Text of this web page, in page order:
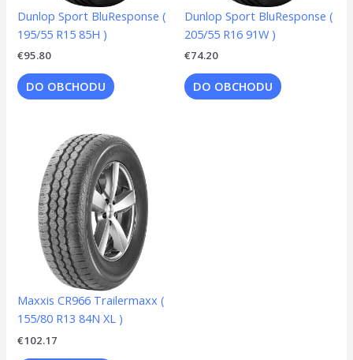
Dunlop Sport BluResponse (
195/55 R15 85H )
€95.80
DO OBCHODU
Dunlop Sport BluResponse (
205/55 R16 91W )
€74.20
DO OBCHODU
Maxxis CR966 Trailermaxx (
155/80 R13 84N XL )
€102.17